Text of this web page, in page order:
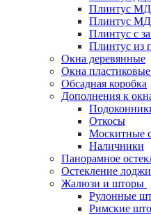
Плинтус
Плинтус
Плинтус с
Плинтус из
Окна деревянные
Окна
Обсадная коробка
Дополнения к
Откосы
Москитные
Наличники
Панорамное
Остекление
Жалюзи и шторы
Рулонные
Римские